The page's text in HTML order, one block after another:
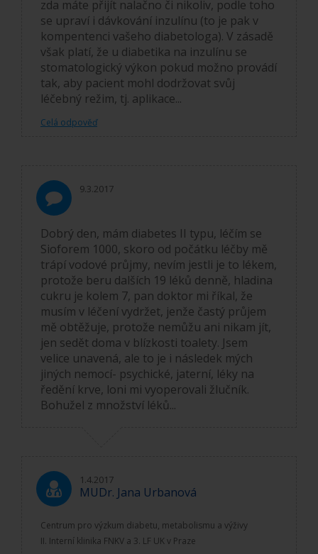
zda máte přijít nalačno či nikoliv, podle toho
se upraví i dávkování inzulínu (to je pak v
kompentenci vašeho diabetologa). V zásadě
však platí, že u diabetika na inzulínu se
stomatologický výkon pokud možno provádí
tak, aby pacient mohl dodržovat svůj
léčebný režim, tj. aplikace...
Celá odpověď
9.3.2017
Dobrý den, mám diabetes II typu, léčím se
Sioforem 1000, skoro od počátku léčby mě
trápí vodové průjmy, nevím jestli je to lékem,
protože beru dalších 19 léků denně, hladina
cukru je kolem 7, pan doktor mi říkal, že
musím v léčení vydržet, jenže častý průjem
mě obtěžuje, protože nemůžu ani nikam jít,
jen sedět doma v blízkosti toalety. Jsem
velice unavená, ale to je i následek mých
jiných nemocí- psychické, jaterní, léky na
ředění krve, loni mi vyoperovali žlučník.
Bohužel z množství léků...
1.4.2017
MUDr. Jana Urbanová
Centrum pro výzkum diabetu, metabolismu a výživy
II. Interní klinika FNKV a 3. LF UK v Praze